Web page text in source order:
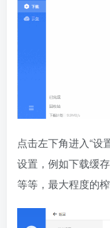
点击左下角进入“设
设置，例如下载缓
等等，最大程度的榨